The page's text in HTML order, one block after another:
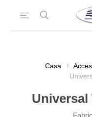
Casa
Universal